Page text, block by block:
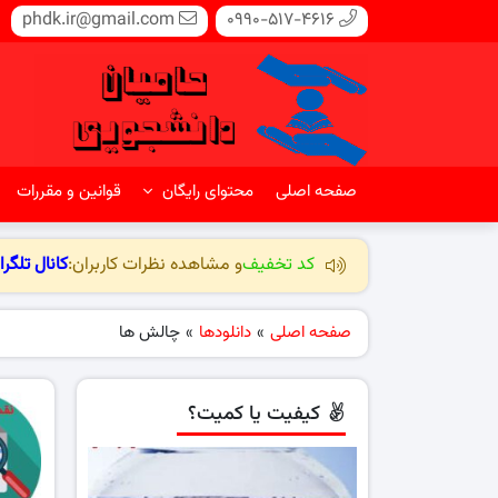
0990-517-4616
phdk.ir@gmail.com
صفحه اصلی محتوای رایگان قوانین و مقررات
کد تخفیفو مشاهده نظرات کاربران:کانال
صفحه اصلی » دانلودها » چالش ها
کیفیت یا کمیت؟